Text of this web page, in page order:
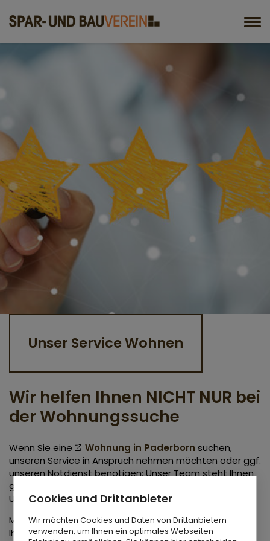
Cookies und Drittanbieter
Wir möchten Cookies und Daten von Drittanbietern
verwenden, um Ihnen ein optimales Webseiten-
Unser Service Wohnen
Wir helfen Ihnen NICHT NUR bei
der Wohnungssuche
Wenn Sie eine Wohnung in Paderborn suchen,
unseren Service in Anspruch nehmen möchten oder ggf.
unseren Notdienst benötigen: Unser Team steht Ihnen
gern zur Verfügung und ist im Notfall sogar rund um die
Uhr für Sie da.
Mehr als nur eine Wohnung! Unser Serviceteam hilft
Ihnen nicht nur bei Ihrer Wohnungssuche. Wir stehen